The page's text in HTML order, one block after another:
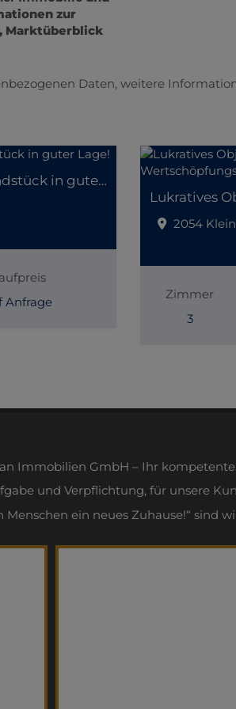
zur
Marktüberblick
Daten, weitere
Lukratives Betriebsgrundstück in guter Lage!
Anfrage
2054
Zimmer
3
Immobilien GmbH – Ihr
und Verpflichtung, für unsere
ein neues Zuhause!“ sind